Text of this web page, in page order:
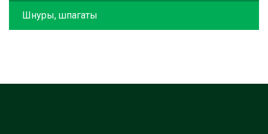
Шнуры, шпагаты